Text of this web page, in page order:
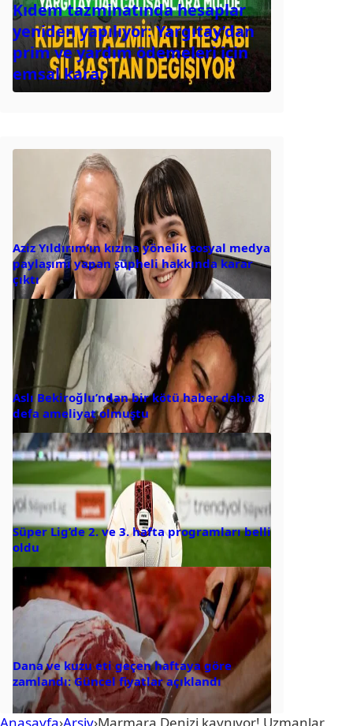
Kıdem tazminatında hesaplar
yeniden yapılıyor: Yargıtay’dan
prim ve yardım ödemeleri için
emsal karar
Aziz Yıldırım’ın kızına yönelik sosyal medya
paylaşımı yapan şüpheli hakkında karar
çıktı
Aslı Bekiroğlu’ndan bir kötü haber daha: 8
defa ameliyat olmuştu
Süper Lig’de 2. ve 3. hafta programları belli
oldu
Dana ve kuzu eti geçen haftaya göre
zamlandı: Güncel fiyatlar açıklandı
Anasayfa›Arşiv›Marmara Denizi kaynıyor! Uzmanlar